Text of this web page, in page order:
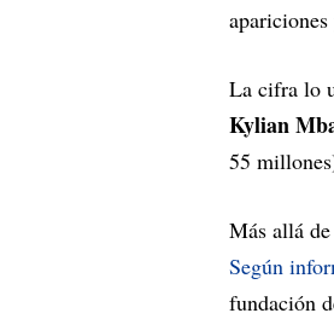
La cifra lo
Kylian
55
Más allá
Según
fundación